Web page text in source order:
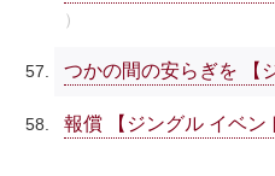
つかの間の安らぎを 【
報償 【ジングル イベン